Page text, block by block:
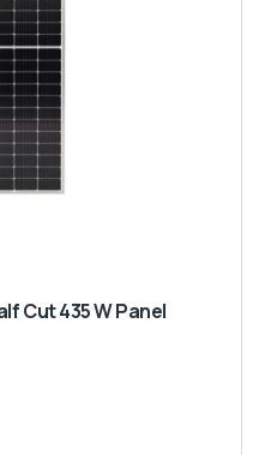
Cut 435 W Panel